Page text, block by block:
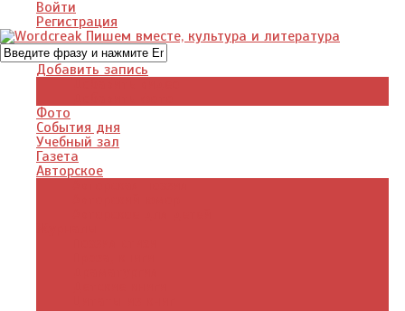
Войти
Регистрация
Добавить запись
Фото
События дня
Учебный зал
Газета
Авторское